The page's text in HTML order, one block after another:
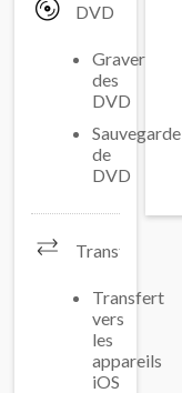
DVD
Graver
des
DVD
Sauvegarde
de
DVD
Transfert
Transfert
vers
les
appareils
iOS